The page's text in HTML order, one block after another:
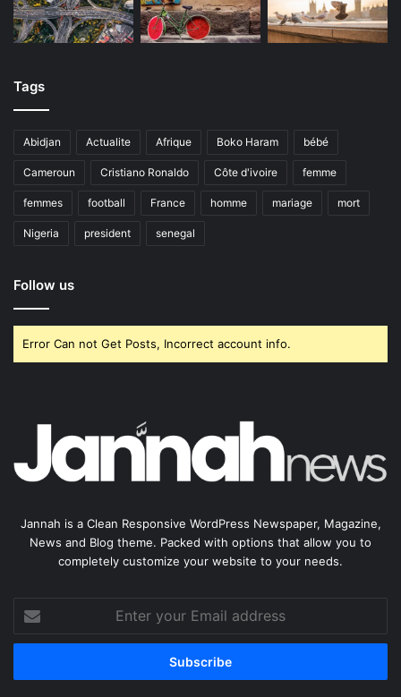
Tags
Abidjan Actualite Afrique Boko Haram bébé
Cameroun Cristiano Ronaldo Côte d'ivoire femme
femmes football France homme mariage mort
Nigeria president senegal
Follow us
Error Can not Get Posts, Incorrect account info.
Jannah is a Clean Responsive WordPress Newspaper, Magazine,
News and Blog theme. Packed with options that allow you to
completely customize your website to your needs.
your
Email